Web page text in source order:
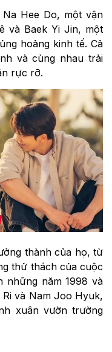
Hee Do, một vận
và Baek Yi Jin, một
hoảng kinh tế. Cả
và cùng nhau trải
rực rỡ.
thành của họ, từ
thử thách của cuộc
những năm 1998 và
và Nam Joo Hyuk,
xuân vườn trường